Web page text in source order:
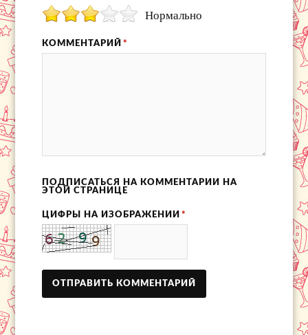
Нормально
КОММЕНТАРИЙ *
ПОДПИСАТЬСЯ НА КОММЕНТАРИИ НА
ЭТОЙ СТРАНИЦЕ
ЦИФРЫ НА ИЗОБРАЖЕНИИ *